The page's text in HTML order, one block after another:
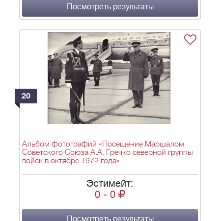
Посмотреть результаты
20
Альбом фотографий «Посещение Маршалом
Советского Союза А.А. Гречко северной группы
войск в октябре 1972 года».
Эстимейт:
0 - 0
Посмотреть результаты